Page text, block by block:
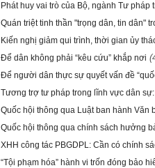
Phát huy vai trò của Bộ, ngành Tư pháp
Quán triệt tinh thần "trọng dân, tin dân"
Kiến nghị giảm qui trình, thời gian ủy
Để dân không phải “kêu cứu” khắp nơi
Để người dân thực sự quyết vấn đề
Tương trợ tư pháp trong lĩnh vực dân
Quốc hội thông qua Luật ban hành Văn
Quốc hội thông qua chính sách hưởng
XHH công tác PBGDPL: Cần có chính
“Tội phạm hóa” hành vi trốn đóng bảo